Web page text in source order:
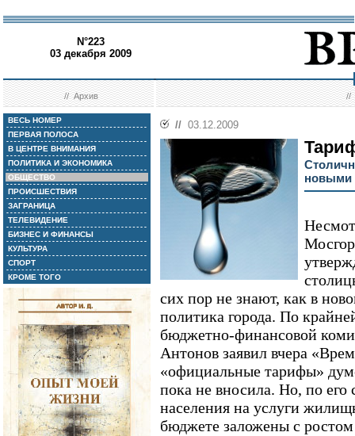
N°223
03 декабря 2009
//Архив //
ВЕСЬ НОМЕР
ПЕРВАЯ ПОЛОСА
В ЦЕНТРЕ ВНИМАНИЯ
ПОЛИТИКА И ЭКОНОМИКА
ОБЩЕСТВО
ПРОИСШЕСТВИЯ
ЗАГРАНИЦА
ТЕЛЕВИДЕНИЕ
БИЗНЕС И ФИНАНСЫ
КУЛЬТУРА
СПОРТ
КРОМЕ ТОГО
// 03.12.2009
новыми
сих пор не знают, как в
политика города. По
бюджетно-финансовой
Антонов заявил вчера
«официальные тарифы»
пока не вносила. Но, по его
населения на услуги
бюджете заложены с